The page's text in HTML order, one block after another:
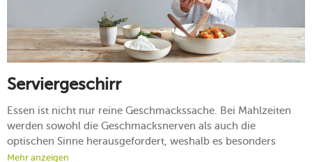
Serviergeschirr
Essen ist nicht nur reine Geschmackssache. Bei Mahlzeiten
werden sowohl die Geschmacksnerven als auch die
optischen Sinne herausgefordert, weshalb es besonders
wichtig ist, die Speisen stilvoll anzurichten. Dies gelingt Ihnen
Mehr anzeigen